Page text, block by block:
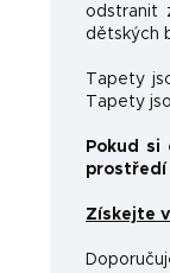
odstranit
dětských
Tapety
Tapety
Pokud
prostředí
Získejte